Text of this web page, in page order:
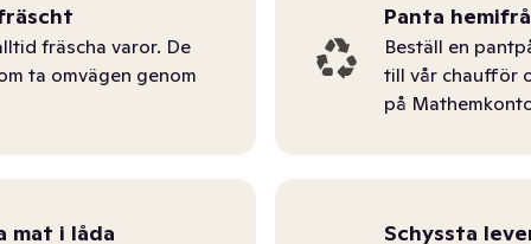
fräscha varor. De
ta omvägen genom
Panta
Beställ en
till vår chaufför
på
mat i låda Schyssta